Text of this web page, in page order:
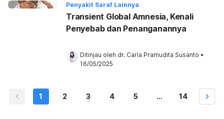
Penyakit Saraf Lainnya
Transient Global Amnesia, Kenali
Penyebab dan Penanganannya
Ditinjau oleh dr. Carla Pramudita Susanto •
16/05/2025
1 2 3 4 5 ... 14